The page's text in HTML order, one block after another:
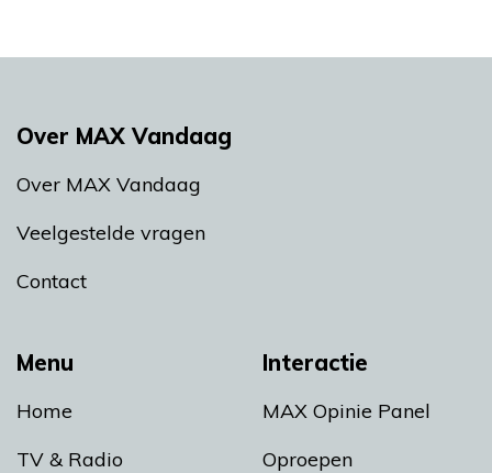
Menu
Home
TV & Radio
Interactie
MAX Opinie Panel
Oproepen
Over MAX Vandaag
Over MAX Vandaag
Veelgestelde vragen
Contact